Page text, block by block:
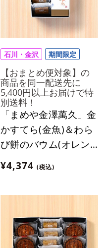
石川・金沢 期間限定
【おまとめ便対象】の
商品を同一配送先に
5,400円以上お届けで特
別送料！
「まめや金澤萬久」金
かすてら(金魚)＆わら
び餅のバウム(オレン
ジ)詰め合わせ【おま
とめ便対象】
¥4,374 (税込)